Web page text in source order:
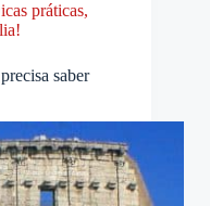
práticas,
saber